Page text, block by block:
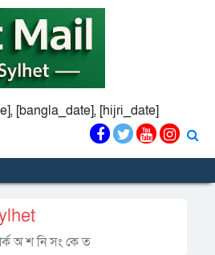
[bangla_date], [hijri_date]
অ শ নি সং কে ত